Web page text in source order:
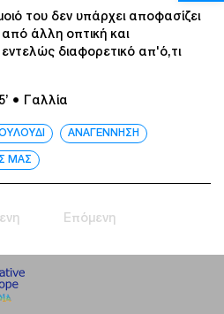
του δεν υπάρχει αποφασίζει
άλλη οπτική και
διαφορετικό απ'ό,τι
● Γαλλία
ΑΝΑΓΕΝΝΗΣΗ
ΜΑΣ
Επόμενη